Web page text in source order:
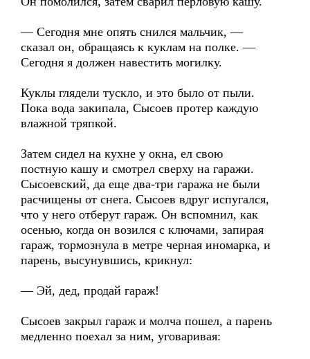
— Сегодня мне опять снился мальчик, —
сказал он, обращаясь к куклам на полке. —
Сегодня я должен навестить могилку.
Куклы глядели тускло, и это было от пыли.
Пока вода закипала, Сысоев протер каждую
влажной тряпкой.
Затем сидел на кухне у окна, ел свою
постную кашу и смотрел сверху на гаражи.
Сысоевский, да еще два-три гаража не были
расчищены от снега. Сысоев вдруг испугался,
что у него отберут гараж. Он вспомнил, как
осенью, когда он возился с ключами, запирая
гараж, тормознула в метре черная иномарка, и
парень, высунувшись, крикнул:
— Эй, дед, продай гараж!
Сысоев закрыл гараж и молча пошел, а парень
медленно поехал за ним, уговаривая: